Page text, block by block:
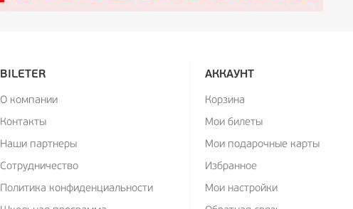
BILETER
О компании
Контакты
Наши партнеры
Сотрудничество
Политика конфиденциальности
АККАУНТ
Корзина
Мои билеты
Мои подарочные карты
Избранное
Мои настройки